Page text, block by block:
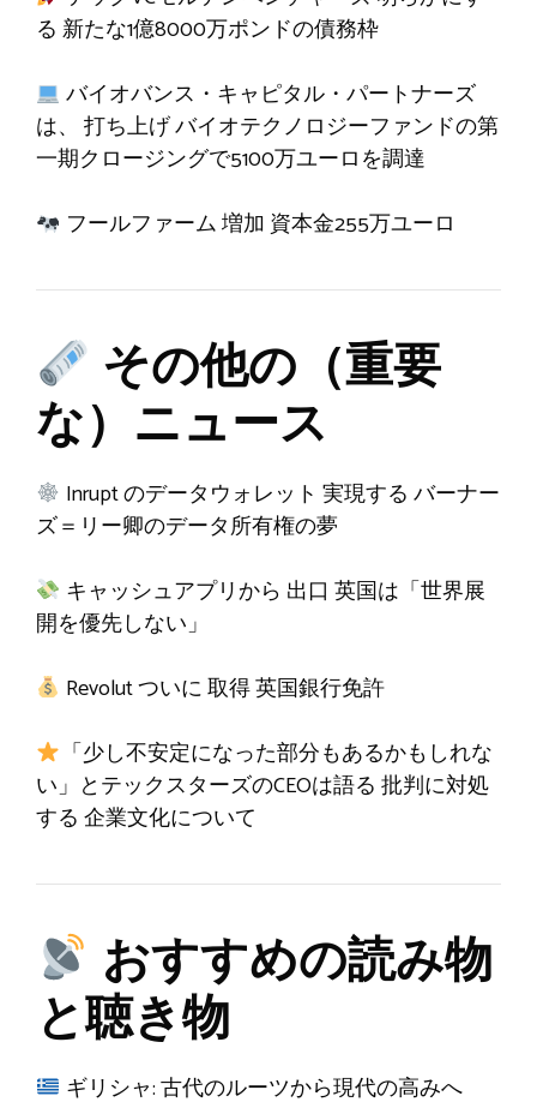
る 新たな1億8000万ポンドの債務枠
バイオバンス・キャピタル・パートナーズ
は、 打ち上げバイオテクノロジーファンドの第
一期クロージングで5100万ユーロを調達
フールファーム増加資本金255万ユーロ
その他の（重要
な）ニュース
Inrupt のデータウォレット 実現する バーナー
ズ＝リー卿のデータ所有権の夢
キャッシュアプ​​リから 出口 英国は「世界展
開を優先しない」
Revolut ついに取得英国銀行免許
「少し不安定になった部分もあるかもしれな
い」とテックスターズのCEOは語る 批判に対処
する 企業文化について
おすすめの読み物
と聴き物
ギリシャ: 古代のルーツから現代の高みへ